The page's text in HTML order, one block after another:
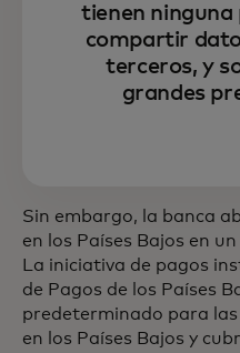
tienen ninguna
compartir
terceros, y
grandes
Sin embargo, la banca
en los Países Bajos en
La iniciativa de pagos
de Pagos de los Países
predeterminado para
en los Países Bajos y